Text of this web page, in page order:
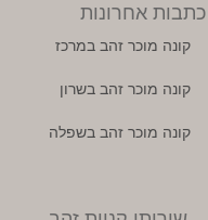
כתבות אחרונות
קונה מוכר זהב במרכז
קונה מוכר זהב בשרון
קונה מוכר זהב בשפלה